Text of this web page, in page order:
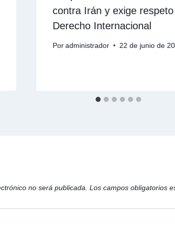
contra Irán y exige respeto
Derecho Internacional
Por administrador 22 de junio de
no será publicada. Los campos obligatorios